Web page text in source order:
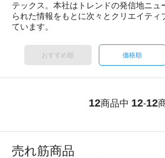
テックス。本社はトレンドの発信地ニュ
られた情報をもとに次々とクリエイティ
ています。
おすすめ順 価格順
12商品中 12-12
売れ筋商品